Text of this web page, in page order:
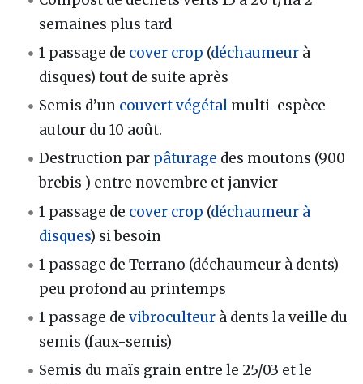
semaines plus tard
1 passage de cover crop (déchaumeur à
disques) tout de suite après
Semis d’un couvert végétal multi-espèce
autour du 10 août.
Destruction par pâturage des moutons (900
brebis ) entre novembre et janvier
1 passage de cover crop (déchaumeur à
disques) si besoin
1 passage de Terrano (déchaumeur à dents)
peu profond au printemps
1 passage devibroculteur à dents la veille du
semis (faux-semis)
Semis du maïs grain entre le 25/03 et le